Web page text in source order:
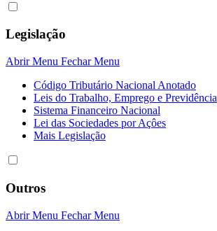
Legislação
Abrir Menu Fechar Menu
Código Tributário Nacional Anotado
Leis do Trabalho, Emprego e Previdência
Sistema Financeiro Nacional
Lei das Sociedades por Açôes
Mais Legislação
Outros
Abrir Menu Fechar Menu